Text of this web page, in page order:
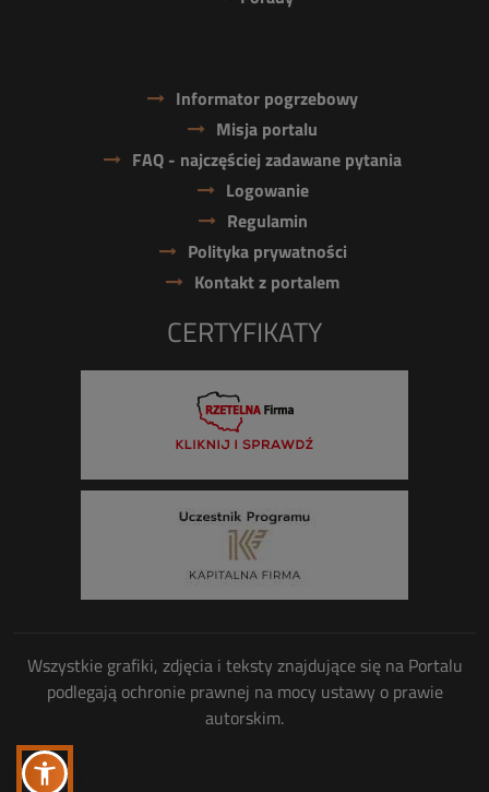
Informator pogrzebowy
Misja portalu
FAQ - najczęściej zadawane pytania
Logowanie
Regulamin
Polityka prywatności
Kontakt z portalem
CERTYFIKATY
Wszystkie grafiki, zdjęcia i teksty znajdujące się na Portalu
podlegają ochronie prawnej na mocy ustawy o prawie
autorskim.